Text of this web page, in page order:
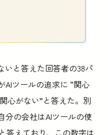
いと答えた回答者の38パ
AIツールの追求に “関心
心がない”と答えた。別
分の会社はAIツールの使
答えており、この数字は